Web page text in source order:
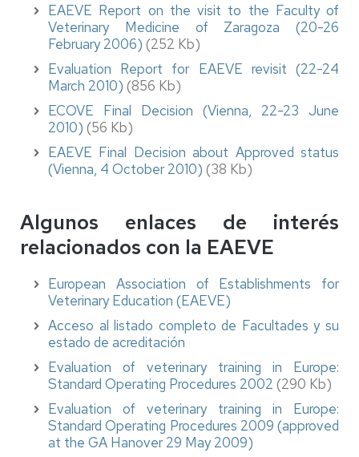
EAEVE Report on the visit to the Faculty of
Veterinary Medicine of Zaragoza (20-26
February 2006) (252 Kb)
Evaluation Report for EAEVE revisit (22-24
March 2010) (856 Kb)
ECOVE Final Decision (Vienna, 22-23 June
2010) (56 Kb)
EAEVE Final Decision about Approved status
(Vienna, 4 October 2010) (38 Kb)
Algunos enlaces de interés
relacionados con la EAEVE
European Association of Establishments for
Veterinary Education (EAEVE)
Acceso al listado completo de Facultades y su
estado de acreditación
Evaluation of veterinary training in Europe:
Standard Operating Procedures 2002 (290 Kb)
Evaluation of veterinary training in Europe:
Standard Operating Procedures 2009 (approved
at the GA Hanover 29 May 2009)